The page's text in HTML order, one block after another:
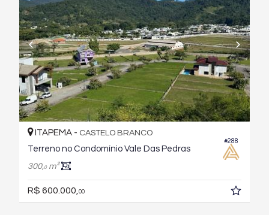
#288
ITAPEMA - CASTELO BRANCO
Terreno no Condomínio Vale Das Pedras
300,0m²
R$ 600.000,00